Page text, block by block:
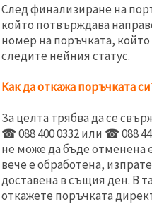
маркетинг.
Можеш да
се
съгласиш
да
всички
"бисквитки"
натиснеш
"Приеми
всички!"
или да
посочиш
предпочитанията
си в
"Настройки",
След финализиране на
който потвърждава
номер на поръчката,
следите нейния статус.
Как да откажа поръчката
За целта трябва да се
☎ 088 400 0332 или ☎ 088
не може да бъде отменена
вече е обработена,
доставена в същия ден. В
откажете поръчката